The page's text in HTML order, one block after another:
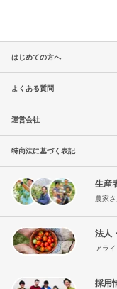
はじめての方へ
よくある質問
運営会社
特商法に基づく表記
生産
農家
法人
アラ
採用